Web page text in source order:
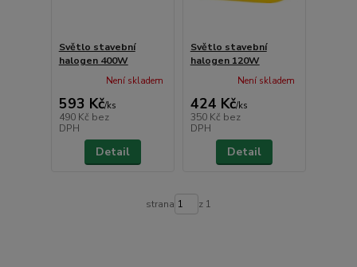
Světlo stavební
halogen 400W
593 Kč/ks
490 Kč bez
DPH
Není skladem
Detail
Světlo stavební
halogen 120W
424 Kč/ks
350 Kč bez
DPH
Není skladem
Detail
strana z 1